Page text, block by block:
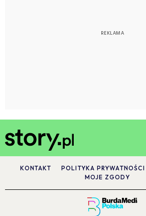
KONTAKT POLITYKA PRYWATNOŚCI
MOJE ZGODY